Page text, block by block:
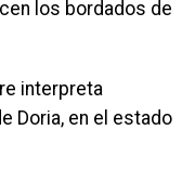
los bordados de
interpreta
Doria, en el estado